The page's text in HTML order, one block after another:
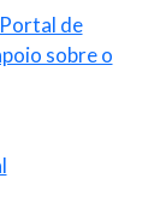
de
sobre o